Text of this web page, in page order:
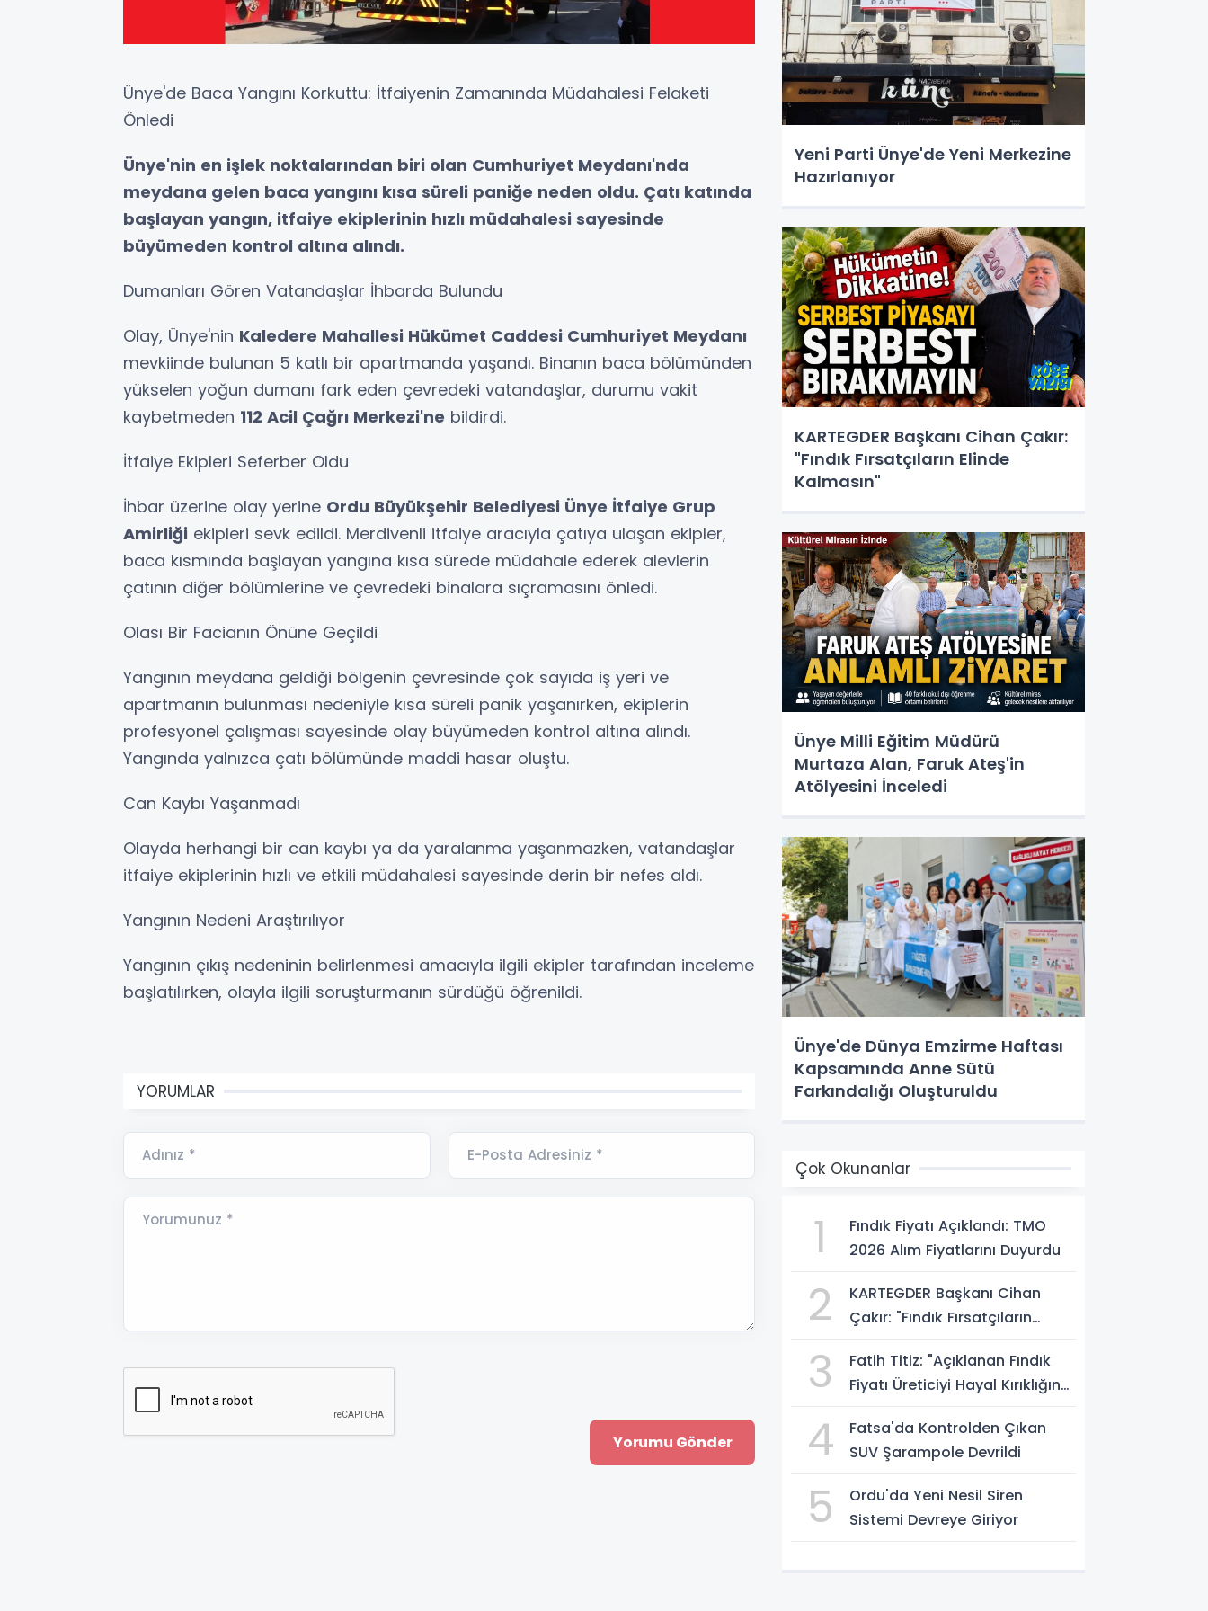
Ünye'de Baca Yangını Korkuttu: İtfaiyenin Zamanında Müdahalesi Felaketi
Önledi
Ünye'nin en işlek noktalarından biri olan Cumhuriyet Meydanı'nda
meydana gelen baca yangını kısa süreli paniğe neden oldu. Çatı katında
başlayan yangın, itfaiye ekiplerinin hızlı müdahalesi sayesinde
büyümeden kontrol altına alındı.
Dumanları Gören Vatandaşlar İhbarda Bulundu
Olay, Ünye'nin Kaledere Mahallesi Hükümet Caddesi Cumhuriyet Meydanı
mevkiinde bulunan 5 katlı bir apartmanda yaşandı. Binanın baca bölümünden
yükselen yoğun dumanı fark eden çevredeki vatandaşlar, durumu vakit
kaybetmeden 112 Acil Çağrı Merkezi'ne bildirdi.
İtfaiye Ekipleri Seferber Oldu
İhbar üzerine olay yerine Ordu Büyükşehir Belediyesi Ünye İtfaiye Grup
Amirliği ekipleri sevk edildi. Merdivenli itfaiye aracıyla çatıya ulaşan ekipler,
baca kısmında başlayan yangına kısa sürede müdahale ederek alevlerin
çatının diğer bölümlerine ve çevredeki binalara sıçramasını önledi.
Olası Bir Facianın Önüne Geçildi
Yangının meydana geldiği bölgenin çevresinde çok sayıda iş yeri ve
apartmanın bulunması nedeniyle kısa süreli panik yaşanırken, ekiplerin
profesyonel çalışması sayesinde olay büyümeden kontrol altına alındı.
Yangında yalnızca çatı bölümünde maddi hasar oluştu.
Can Kaybı Yaşanmadı
Olayda herhangi bir can kaybı ya da yaralanma yaşanmazken, vatandaşlar
itfaiye ekiplerinin hızlı ve etkili müdahalesi sayesinde derin bir nefes aldı.
Yangının Nedeni Araştırılıyor
Yangının çıkış nedeninin belirlenmesi amacıyla ilgili ekipler tarafından inceleme
başlatılırken, olayla ilgili soruşturmanın sürdüğü öğrenildi.
YORUMLAR
Adınız * E-Posta Adresiniz *
Yorumunuz *
Yeni Parti Ünye'de Yeni Merkezine
Hazırlanıyor
KARTEGDER Başkanı Cihan Çakır:
"Fındık Fırsatçıların Elinde
Kalmasın"
Ünye Milli Eğitim Müdürü
Murtaza Alan, Faruk Ateş'in
Atölyesini İnceledi
Ünye'de Dünya Emzirme Haftası
Kapsamında Anne Sütü
Farkındalığı Oluşturuldu
Çok Okunanlar
1
Fındık Fiyatı Açıklandı: TMO
2026 Alım Fiyatlarını Duyurdu
2
KARTEGDER Başkanı Cihan
Çakır: "Fındık Fırsatçıların
3
Fatih Titiz: "Açıklanan Fındık
Fiyatı Üreticiyi Hayal Kırıklığına
4
Fatsa'da Kontrolden Çıkan
SUV Şarampole Devrildi
5
Ordu'da Yeni Nesil Siren
Sistemi Devreye Giriyor